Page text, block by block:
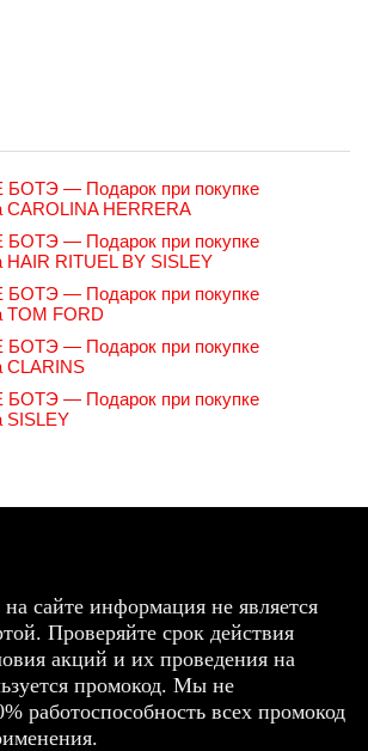
— Подарок при покупке
CAROLINA HERRERA
— Подарок при покупке
HAIR RITUEL BY SISLEY
— Подарок при покупке
TOM FORD
— Подарок при покупке
CLARINS
— Подарок при покупке
SISLEY
сайте информация не является
Проверяйте срок действия
акций и их проведения на
промокод. Мы не
работоспособность всех промокод